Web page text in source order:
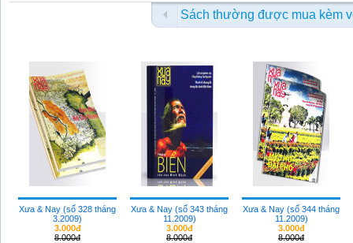
Sách thường được mua kèm
Xưa & Nay (số 328 tháng
3.2009)
3.000đ
8.000đ
Xưa & Nay (số 343 tháng
11.2009)
3.000đ
8.000đ
Xưa & Nay (số 344 tháng
11.2009)
3.000đ
8.000đ